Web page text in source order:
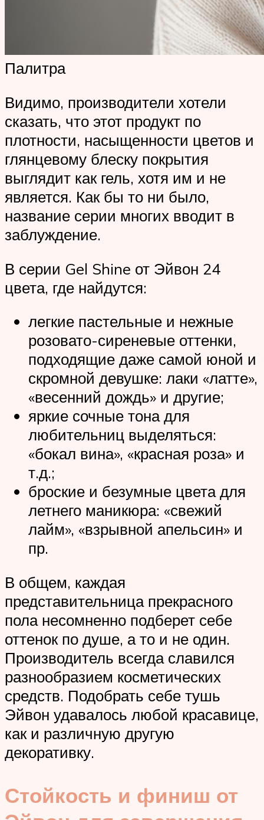
Палитра
Видимо, производители хотели
сказать, что этот продукт по
плотности, насыщенности цветов и
глянцевому блеску покрытия
выглядит как гель, хотя им и не
является. Как бы то ни было,
название серии многих вводит в
заблуждение.
В серии Gel Shine от Эйвон 24
цвета, где найдутся:
легкие пастельные и нежные
розовато-сиреневые оттенки,
подходящие даже самой юной и
скромной девушке: лаки «латте»,
«весенний дождь» и другие;
яркие сочные тона для
любительниц выделяться:
«бокал вина», «красная роза» и
т.д.;
броские и безумные цвета для
летнего маникюра: «свежий
лайм», «взрывной апельсин» и
пр.
В общем, каждая
представительница прекрасного
пола несомненно подберет себе
оттенок по душе, а то и не один.
Производитель всегда славился
разнообразием косметических
средств. Подобрать себе тушь
Эйвон удавалось любой красавице,
как и различную другую
декоративку.
Стойкость и финиш от